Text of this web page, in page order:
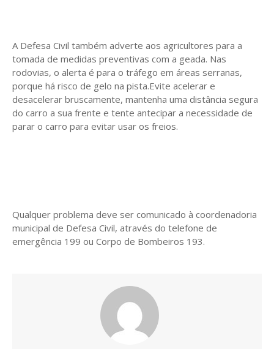
A Defesa Civil também adverte aos agricultores para a
tomada de medidas preventivas com a geada. Nas
rodovias, o alerta é para o tráfego em áreas serranas,
porque há risco de gelo na pista.Evite acelerar e
desacelerar bruscamente, mantenha uma distância segura
do carro a sua frente e tente antecipar a necessidade de
parar o carro para evitar usar os freios.
Qualquer problema deve ser comunicado à coordenadoria
municipal de Defesa Civil, através do telefone de
emergência 199 ou Corpo de Bombeiros 193.